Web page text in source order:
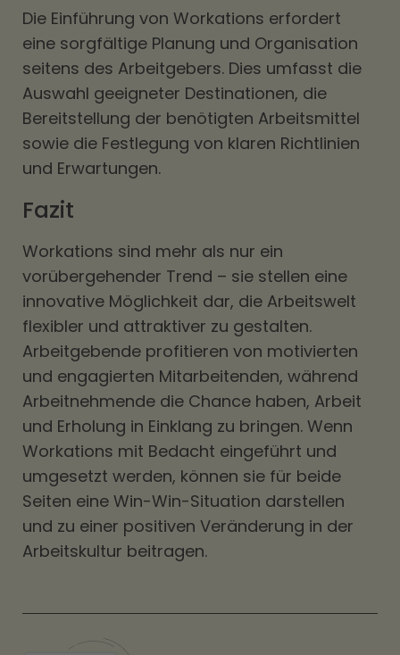
Die Einführung von Workations erfordert
eine sorgfältige Planung und Organisation
seitens des Arbeitgebers. Dies umfasst die
Auswahl geeigneter Destinationen, die
Bereitstellung der benötigten Arbeitsmittel
sowie die Festlegung von klaren Richtlinien
und Erwartungen.
Fazit
Workations sind mehr als nur ein
vorübergehender Trend – sie stellen eine
innovative Möglichkeit dar, die Arbeitswelt
flexibler und attraktiver zu gestalten.
Arbeitgebende profitieren von motivierten
und engagierten Mitarbeitenden, während
Arbeitnehmende die Chance haben, Arbeit
und Erholung in Einklang zu bringen. Wenn
Workations mit Bedacht eingeführt und
umgesetzt werden, können sie für beide
Seiten eine Win-Win-Situation darstellen
und zu einer positiven Veränderung in der
Arbeitskultur beitragen.